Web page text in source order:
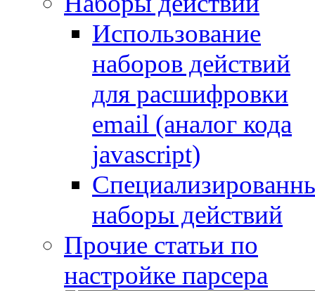
Использование
наборов действий
для расшифровки
email (аналог кода
javascript)
наборы действий
Прочие статьи по
настройке парсера